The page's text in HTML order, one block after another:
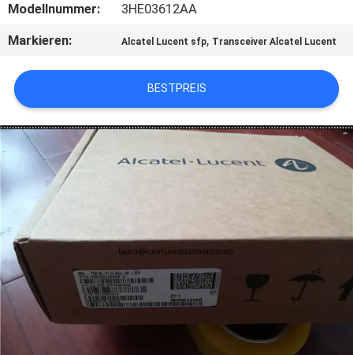
WERKSBESICHTIGUNG
QUALITÄTSKONTROLLE
KONTAKT
MIT
UNS
NEUIGKEITEN
RECHTSSACHEN
SITEMAP
Modellnummer:
3HE03612AA
Markieren:
Alcatel Lucent sfp, Transceiver Alcatel Lucent
BESTPREIS